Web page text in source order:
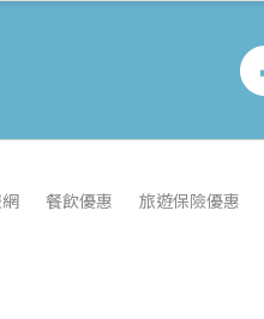
餐飲優惠 旅遊保險優惠